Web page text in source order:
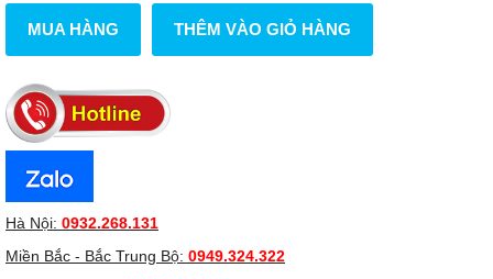
MUA HÀNG THÊM VÀO GIỎ HÀNG
Hà Nội: 0932.268.131
Miền Bắc - Bắc Trung Bộ: 0949.324.322